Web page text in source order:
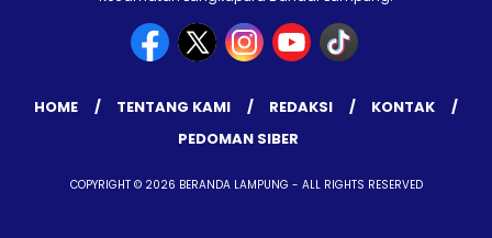
HOME TENTANG KAMI REDAKSI
KONTAK
PEDOMAN SIBER
COPYRIGHT © 2026 BERANDA LAMPUNG - ALL RIGHTS RESERVED